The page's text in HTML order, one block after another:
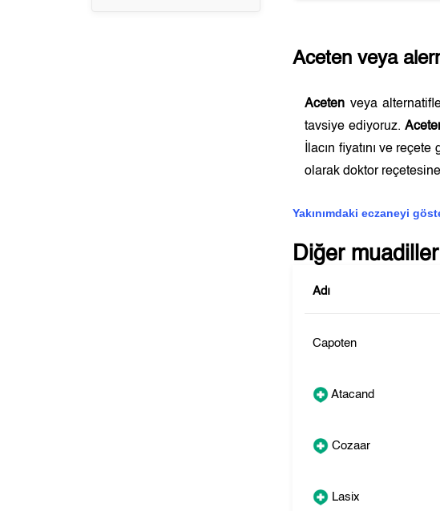
Aceten veya
Aceten veya
tavsiye ediyoruz.
İlacın fiyatını ve
olarak doktor reçetesine
Yakınımdaki eczaneyi
Diğer muadiller
Adı
Capoten
Atacand
Cozaar
Lasix